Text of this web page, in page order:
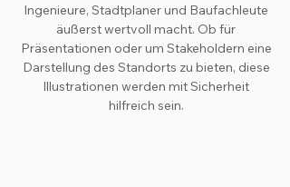
Ingenieure, Stadtplaner und Baufachleute
äußerst wertvoll macht. Ob für
Präsentationen oder um Stakeholdern eine
Darstellung des Standorts zu bieten, diese
Illustrationen werden mit Sicherheit
hilfreich sein.